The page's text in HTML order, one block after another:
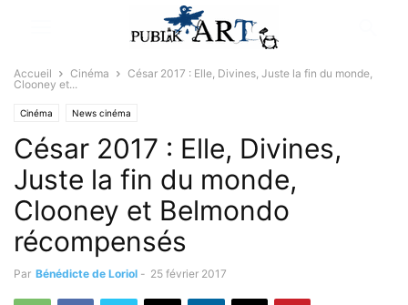
Accueil Cinéma
César 2017 : Elle, Divines, Juste la fin du monde,
Clooney et...
Cinéma News cinéma
César 2017 : Elle, Divines,
Juste la fin du monde,
Clooney et Belmondo
récompensés
Par Bénédicte de Loriol - 25 février 2017